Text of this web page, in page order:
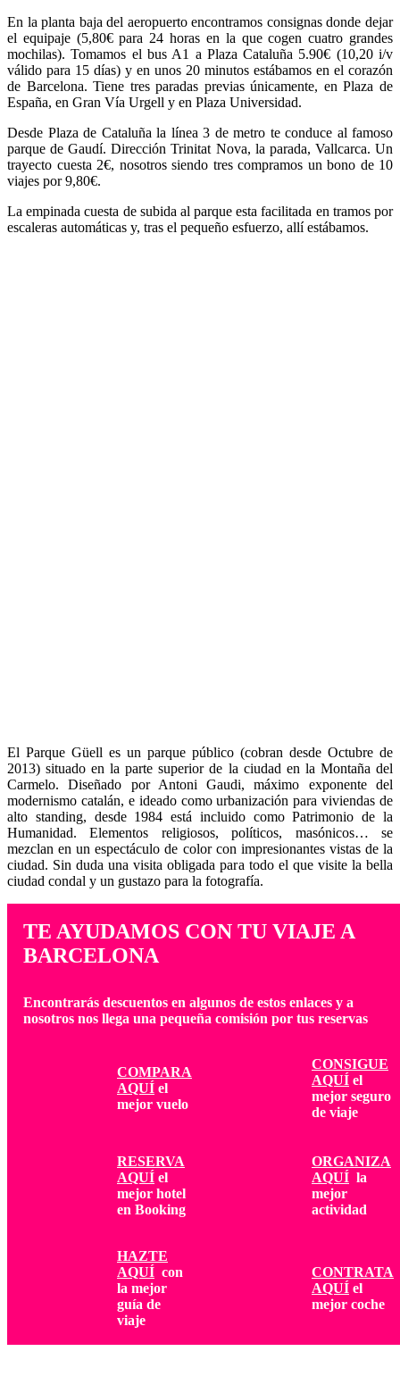
En la planta baja del aeropuerto encontramos consignas donde dejar
el equipaje (5,80€ para 24 horas en la que cogen cuatro grandes
mochilas). Tomamos el bus A1 a Plaza Cataluña 5.90€ (10,20 i/v
válido para 15 días) y en unos 20 minutos estábamos en el corazón
de Barcelona. Tiene tres paradas previas únicamente, en Plaza de
España, en Gran Vía Urgell y en Plaza Universidad.
Desde Plaza de Cataluña la línea 3 de metro te conduce al famoso
parque de Gaudí. Dirección Trinitat Nova, la parada, Vallcarca. Un
trayecto cuesta 2€, nosotros siendo tres compramos un bono de 10
viajes por 9,80€.
La empinada cuesta de subida al parque esta facilitada en tramos por
escaleras automáticas y, tras el pequeño esfuerzo, allí estábamos.
El Parque Güell es un parque público (cobran desde Octubre de
2013) situado en la parte superior de la ciudad en la Montaña del
Carmelo. Diseñado por Antoni Gaudi, máximo exponente del
modernismo catalán, e ideado como urbanización para viviendas de
alto standing, desde 1984 está incluido como Patrimonio de la
Humanidad. Elementos religiosos, políticos, masónicos… se
mezclan en un espectáculo de color con impresionantes vistas de la
ciudad. Sin duda una visita obligada para todo el que visite la bella
ciudad condal y un gustazo para la fotografía.
TE AYUDAMOS CON TU VIAJE A
BARCELONA
Encontrarás descuentos en algunos de estos enlaces y a
nosotros nos llega una pequeña comisión por tus reservas
COMPARA
AQUÍ el
mejor vuelo
CONSIGUE
AQUÍ el
mejor seguro
de viaje
RESERVA
AQUÍ el
mejor hotel
en Booking
ORGANIZA
AQUÍ la
mejor
actividad
HAZTE
AQUÍ con
la mejor
guía de
viaje
CONTRATA
AQUÍ el
mejor coche